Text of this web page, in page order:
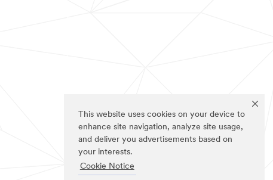
This website uses cookies on your device to
enhance site navigation, analyze site usage,
and deliver you advertisements based on
your interests.
Cookie Notice